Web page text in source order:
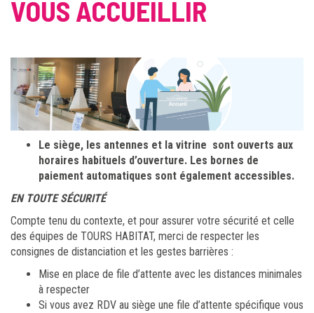
VOUS ACCUEILLIR
Le siège, les antennes et la vitrine sont ouverts aux
horaires habituels d’ouverture. Les bornes de
paiement automatiques sont également accessibles.
EN TOUTE SÉCURITÉ
Compte tenu du contexte, et pour assurer votre sécurité et celle
des équipes de TOURS HABITAT, merci de respecter les
consignes de distanciation et les gestes barrières :
Mise en place de file d’attente avec les distances minimales
à respecter
Si vous avez RDV au siège une file d’attente spécifique vous